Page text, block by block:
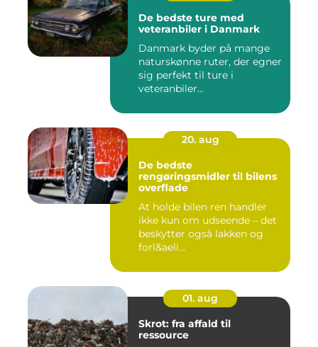
De bedste ture med
veteranbiler i Danmark
Danmark byder på mange
naturskønne ruter, der egner
sig perfekt til ture i
veteranbiler...
20. aug
De bedste
rengøringsmidler til bilens
overflade
At holde bilen ren handler
ikke kun om udseende – det
beskytter også lakken og
forl&aeli...
01. aug
Skrot: fra affald til
ressource